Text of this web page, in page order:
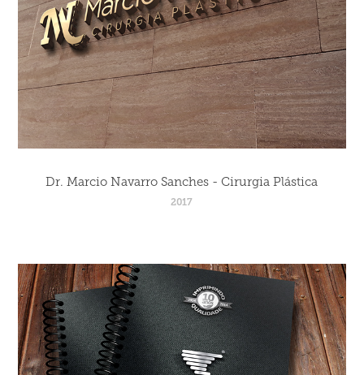
Dr. Marcio Navarro Sanches - Cirurgia Plástica
2017